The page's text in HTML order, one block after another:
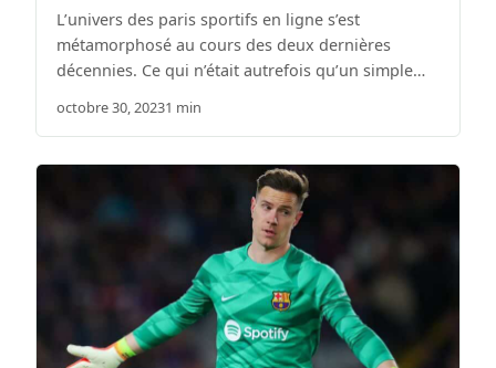
L’univers des paris sportifs en ligne s’est
métamorphosé au cours des deux dernières
décennies. Ce qui n’était autrefois qu’un simple…
octobre 30, 20231 min